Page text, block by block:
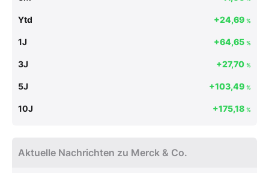
Ytd +24,69 %
1J +64,65 %
3J +27,70 %
5J +103,49 %
10J +175,18 %
Aktuelle Nachrichten zu Merck & Co.